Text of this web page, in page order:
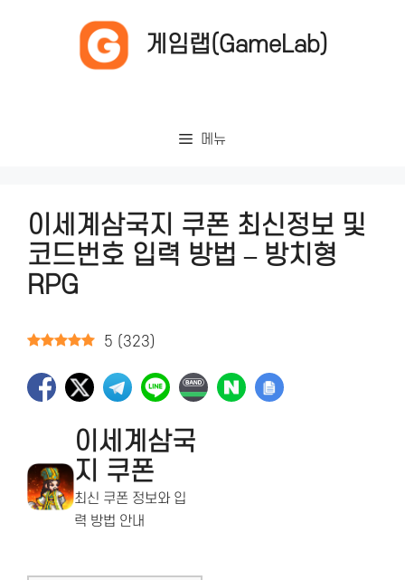
게임랩(GameLab)
메뉴
이세계삼국지 쿠폰 최신정보 및
코드번호 입력 방법 – 방치형
RPG
5 ( 323)
이세계삼국
지 쿠폰
최신 쿠폰 정보와 입
력 방법 안내